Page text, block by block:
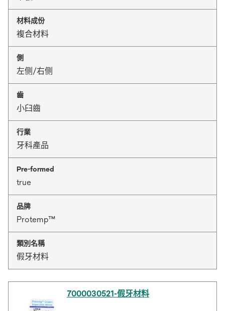
材料成份
複合材料
側
左侧/右侧
齒
小臼齒
行業
牙科產品
Pre-formed
true
品牌
Protemp™
類別名稱
假牙材料
7000030521-假牙材料